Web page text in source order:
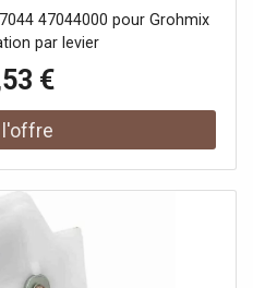
47044000 pour Grohmix
par levier
€